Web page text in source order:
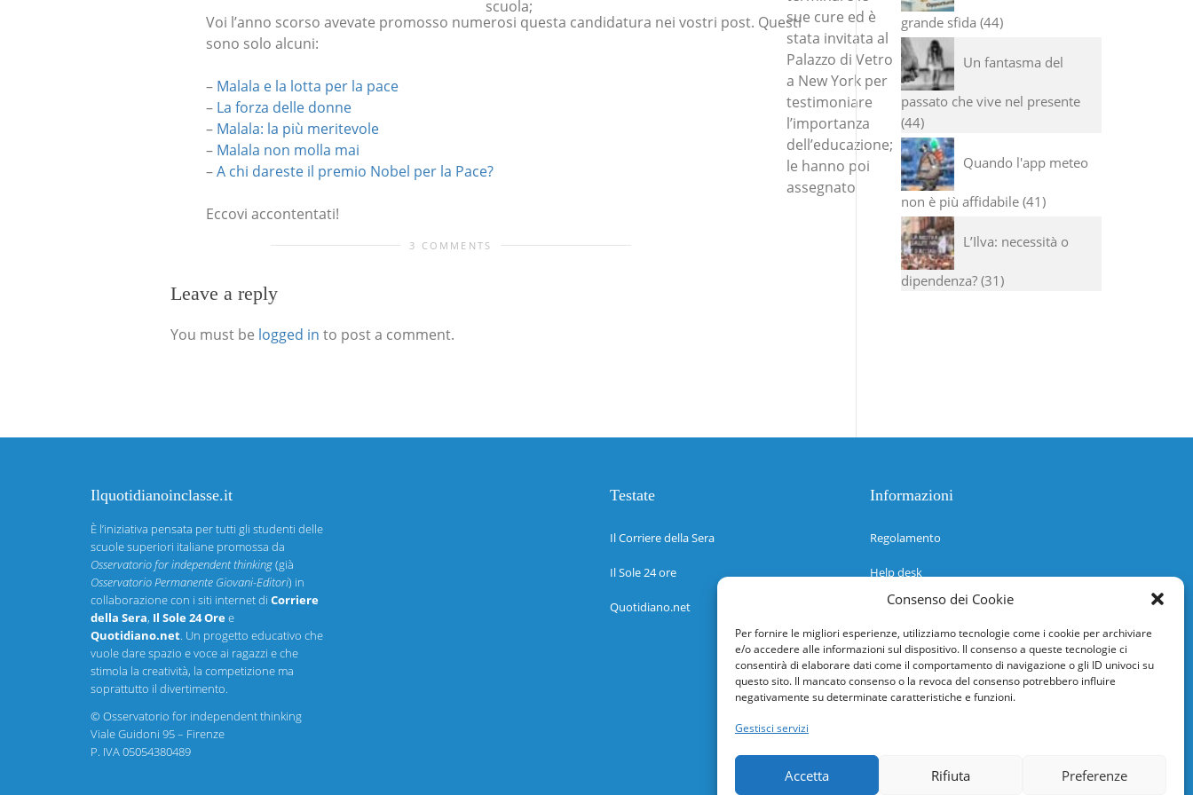
Consenso dei Cookie
Per fornire le migliori esperienze, utilizziamo tecnologie come i cookie per archiviare
e/o accedere alle informazioni sul dispositivo. Il consenso a queste tecnologie ci
consentirà di elaborare dati come il comportamento di navigazione o gli ID univoci su
questo sito. Il mancato consenso o la revoca del consenso potrebbero influire
negativamente su determinate caratteristiche e funzioni.
Gestisci servizi
Accetta Rifiuta Preferenze
scuola;
sue cure ed è
stata invitata al
Palazzo di Vetro
a New York per
testimoniare
l’importanza
dell’educazione;
le hanno poi
assegnato
Voi l’anno scorso avevate promosso numerosi questa candidatura nei vostri post. Questi
sono solo alcuni:
– Malala e la lotta per la pace
– La forza delle donne
– Malala: la più meritevole
– Malala non molla mai
–A chi dareste il premio Nobel per la Pace?
Eccovi accontentati!
3 COMMENTS
Leave a reply
You must be logged in to post a comment.
grande sfida 44
Un fantasma del
passato che vive nel presente
44
Quando l'app meteo
non è più affidabile 41
L’Ilva: necessità o
dipendenza? 31
Ilquotidianoinclasse.it
È l’iniziativa pensata per tutti gli studenti delle
scuole superiori italiane promossa da
Osservatorio for independent thinking(già
Osservatorio Permanente Giovani-Editori) in
collaborazione con i siti internet di Corriere
della Sera, Il Sole 24 Oree
Quotidiano.net. Un progetto educativo che
vuole dare spazio e voce ai ragazzi e che
stimola la creatività, la competizione ma
soprattutto il divertimento.
©Osservatorio for independent thinking
Viale Guidoni 95 – Firenze
P. IVA 05054380489
Testate
Il Corriere della Sera
Il Sole 24 ore
Quotidiano.net
Informazioni
Regolamento
Help desk
Guida rapida
Richiesta di inserimento nuova scuola
adesioni@osservatorionline.it